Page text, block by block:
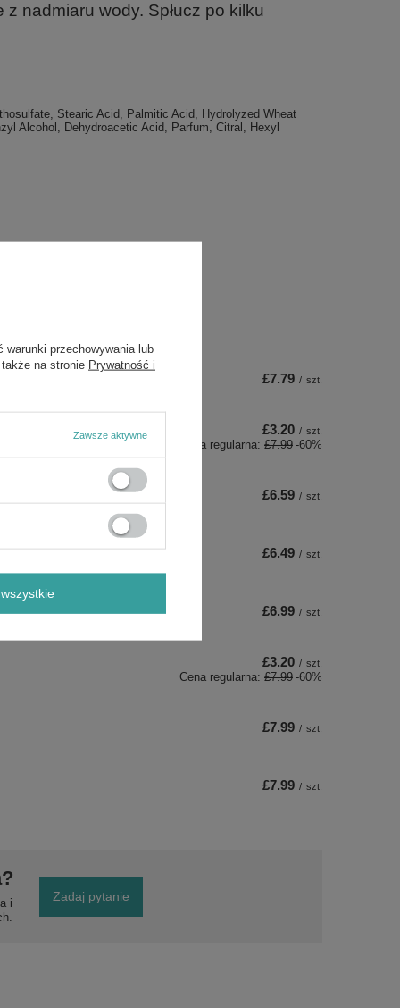
nadmiaru wody. Spłucz po kilku
Stearic Acid, Palmitic Acid, Hydrolyzed Wheat
Alcohol, Dehydroacetic Acid, Parfum, Citral, Hexyl
£7.79 / szt.
£3.20 / szt.
Cena regularna: £7.99 -60%
£6.59 / szt.
£6.49 / szt.
£6.99 / szt.
£3.20 / szt.
Cena regularna: £7.99 -60%
£7.99 / szt.
£7.99 / szt.
i
Zadaj pytanie
warunki przechowywania lub
na stronie Prywatność i
Zawsze aktywne